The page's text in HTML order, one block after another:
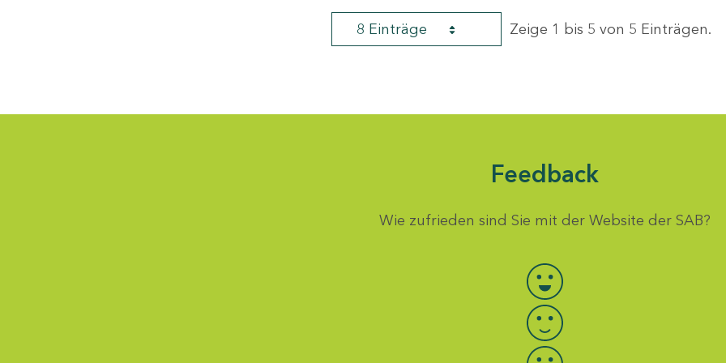
8 Einträge Zeige 1 bis 5 von 5 Einträgen.
Feedback
Wie zufrieden sind Sie mit der Website der SAB?
Bewertung auswählen